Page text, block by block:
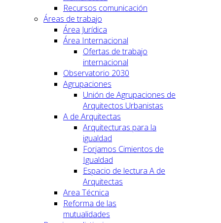
Recursos comunicación
Áreas de trabajo
Área Jurídica
Área Internacional
Ofertas de trabajo
internacional
Observatorio 2030
Agrupaciones
Unión de Agrupaciones de
Arquitectos Urbanistas
A de Arquitectas
Arquitecturas para la
igualdad
Forjamos Cimientos de
Igualdad
Espacio de lectura A de
Arquitectas
Area Técnica
Reforma de las
mutualidades